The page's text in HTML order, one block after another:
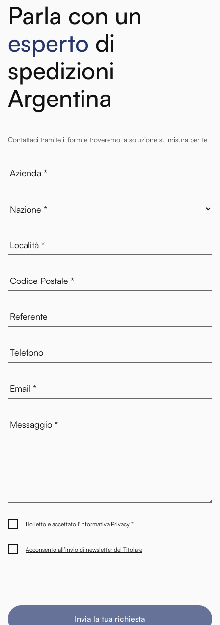
Parla con un
esperto di
spedizioni
Argentina
Contattaci tramite il form e troveremo la soluzione su misura per te
Ho letto e accettato l'Informativa Privacy *
Acconsento all’invio di newsletter del Titolare
Invia la tua richiesta